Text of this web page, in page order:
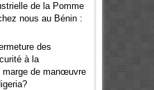
de la Pomme
nous au Bénin :
des
à la
marge de manœuvre